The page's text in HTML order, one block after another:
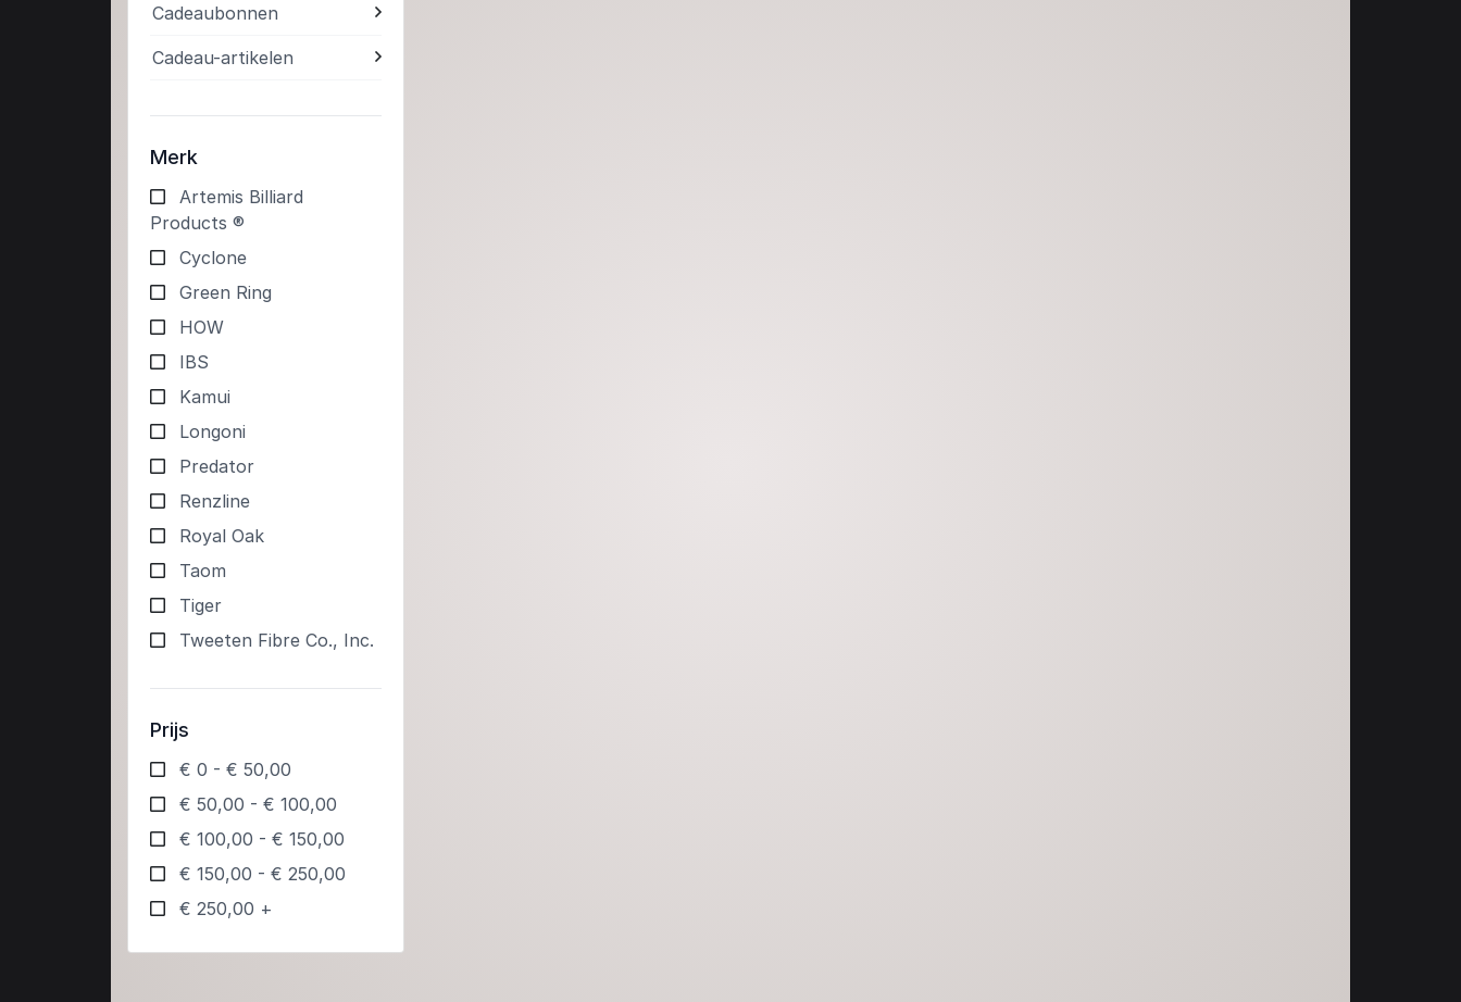
Cadeaubonnen
Cadeau-artikelen
Merk
Artemis Billiard
Products ®
Cyclone
Green Ring
HOW
IBS
Kamui
Longoni
Predator
Renzline
Royal Oak
Taom
Tiger
Tweeten Fibre Co., Inc.
Prijs
€ 0 - € 50,00
€ 50,00 - € 100,00
€ 100,00 - € 150,00
€ 150,00 - € 250,00
€ 250,00 +